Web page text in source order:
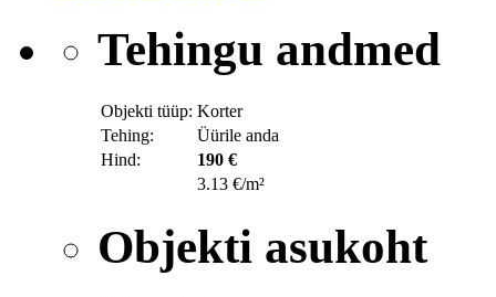
Tehingu andmed
Objekti tüüp: Korter
Tehing:
Üürile anda
Hind:
190 €
3.13 €/m²
Objekti asukoht